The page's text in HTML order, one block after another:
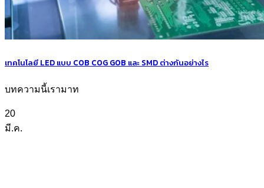
เทคโนโลยี LED แบบ COB COG GOB และ SMD ต่างกันอย่างไร
บทความนี้เรามาท
20
มี.ค.